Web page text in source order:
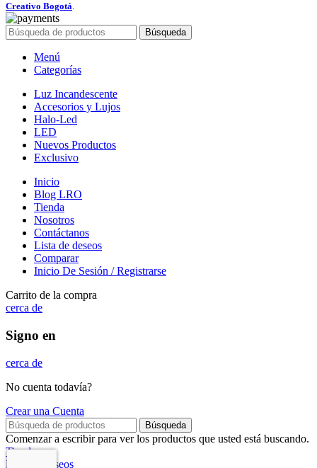
Creativo Bogotá.
Búsqueda
Menú
Categorías
Luz Incandescente
Accesorios y Lujos
Halo-Led
LED
Nuevos Productos
Exclusivo
Inicio
Blog LRO
Tienda
Nosotros
Contáctanos
Lista de deseos
Comparar
Inicio De Sesión / Registrarse
Carrito de la compra
cerca de
Signo en
cerca de
No cuenta todavía?
Crear una Cuenta
Búsqueda
Comenzar a escribir para ver los productos que usted está buscando.
Tienda
Lista de deseos